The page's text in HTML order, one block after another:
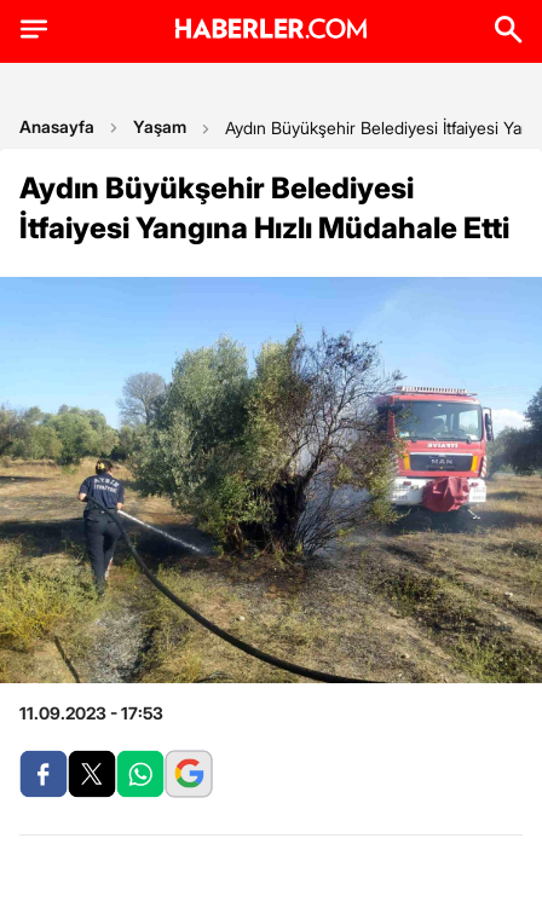
Anasayfa Yaşam Aydın Büyükşehir Belediyesi İtfaiyesi
Aydın Büyükşehir Belediyesi
İtfaiyesi Yangına Hızlı Müdahale Etti
11.09.2023 - 17:53